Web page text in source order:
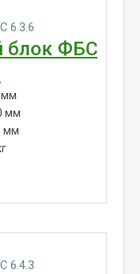
блок ФБС
мм
мм
мм